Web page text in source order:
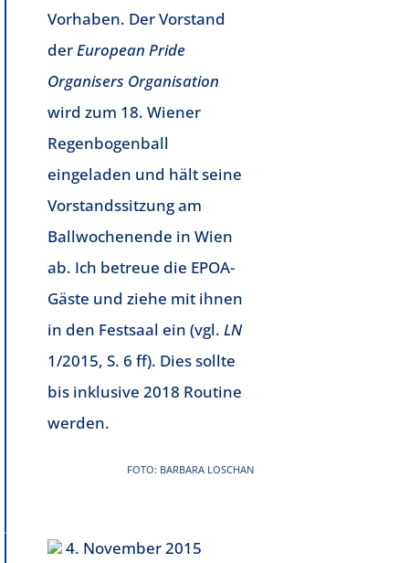
Vorhaben. Der Vorstand
derEuropean Pride
Organisers Organisation
wird zum 18. Wiener
Regenbogenball
eingeladen und hält seine
Vorstandssitzung am
Ballwochenende in Wien
ab. Ich betreue die EPOA-
Gäste und ziehe mit ihnen
in den Festsaal ein (vgl. LN
1/2015, S. 6 ff). Dies sollte
bis inklusive 2018 Routine
werden.
FOTO: BARBARA LOSCHAN
4. November 2015